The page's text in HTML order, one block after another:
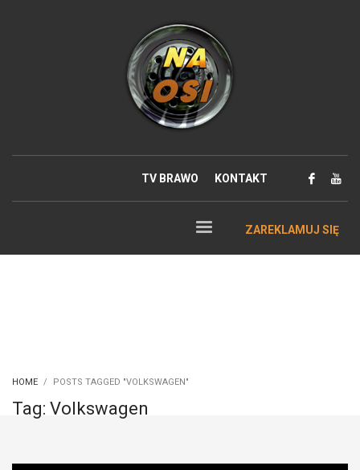
TV BRAWO KONTAKT
ZAREKLAMUJ SIĘ
HOME POSTS TAGGED "VOLKSWAGEN"
Tag: Volkswagen